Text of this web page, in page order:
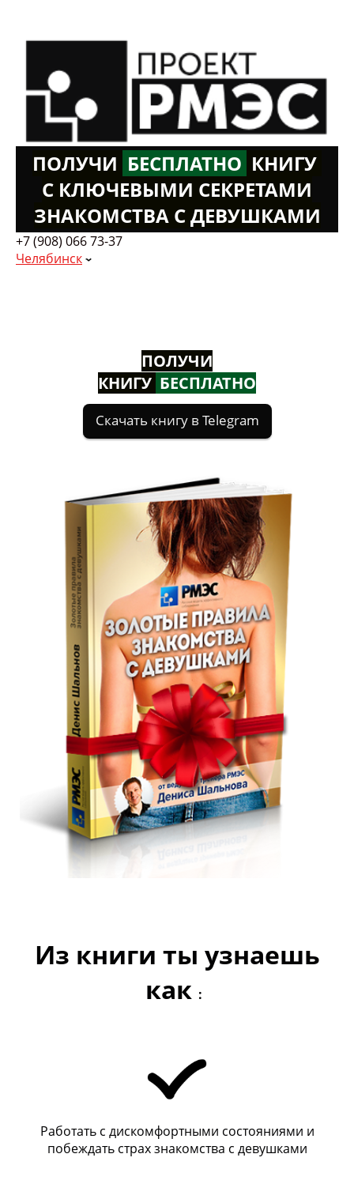
ПОЛУЧИ БЕСПЛАТНО КНИГУ
С КЛЮЧЕВЫМИ СЕКРЕТАМИ
ЗНАКОМСТВА С ДЕВУШКАМИ
+7 (908) 066 73-37
Челябинск
ПОЛУЧИ
КНИГУ БЕСПЛАТНО
Из книги ты узнаешь
как :
Работать с дискомфортными состояниями и
побеждать страх знакомства с девушками